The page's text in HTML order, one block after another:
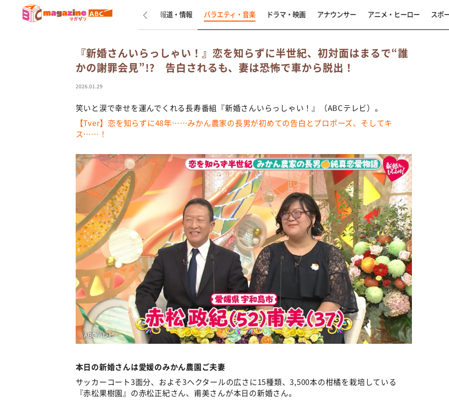
新着 インタビュー 報道・情報 バラエティ・音楽 ドラマ・映画 アナウンサー アニメ・ヒーロー スポ
『新婚さんいらっしゃい！』恋を知らずに半世紀、初対面はまるで“誰
かの謝罪会見”!? 告白されるも、妻は恐怖で車から脱出！
2026.01.29
笑いと涙で幸せを運んでくれる長寿番組『新婚さんいらっしゃい！』（ABCテレビ）。
【Tver】恋を知らずに48年……みかん農家の長男が初めての告白とプロポーズ、そしてキ
ス……！
本日の新婚さんは愛媛のみかん農園ご夫妻
サッカーコート3面分、およそ3ヘクタールの広さに15種類、3,500本の柑橘を栽培している
『赤松果樹園』の赤松正紀さん、甫美さんが本日の新婚さん。